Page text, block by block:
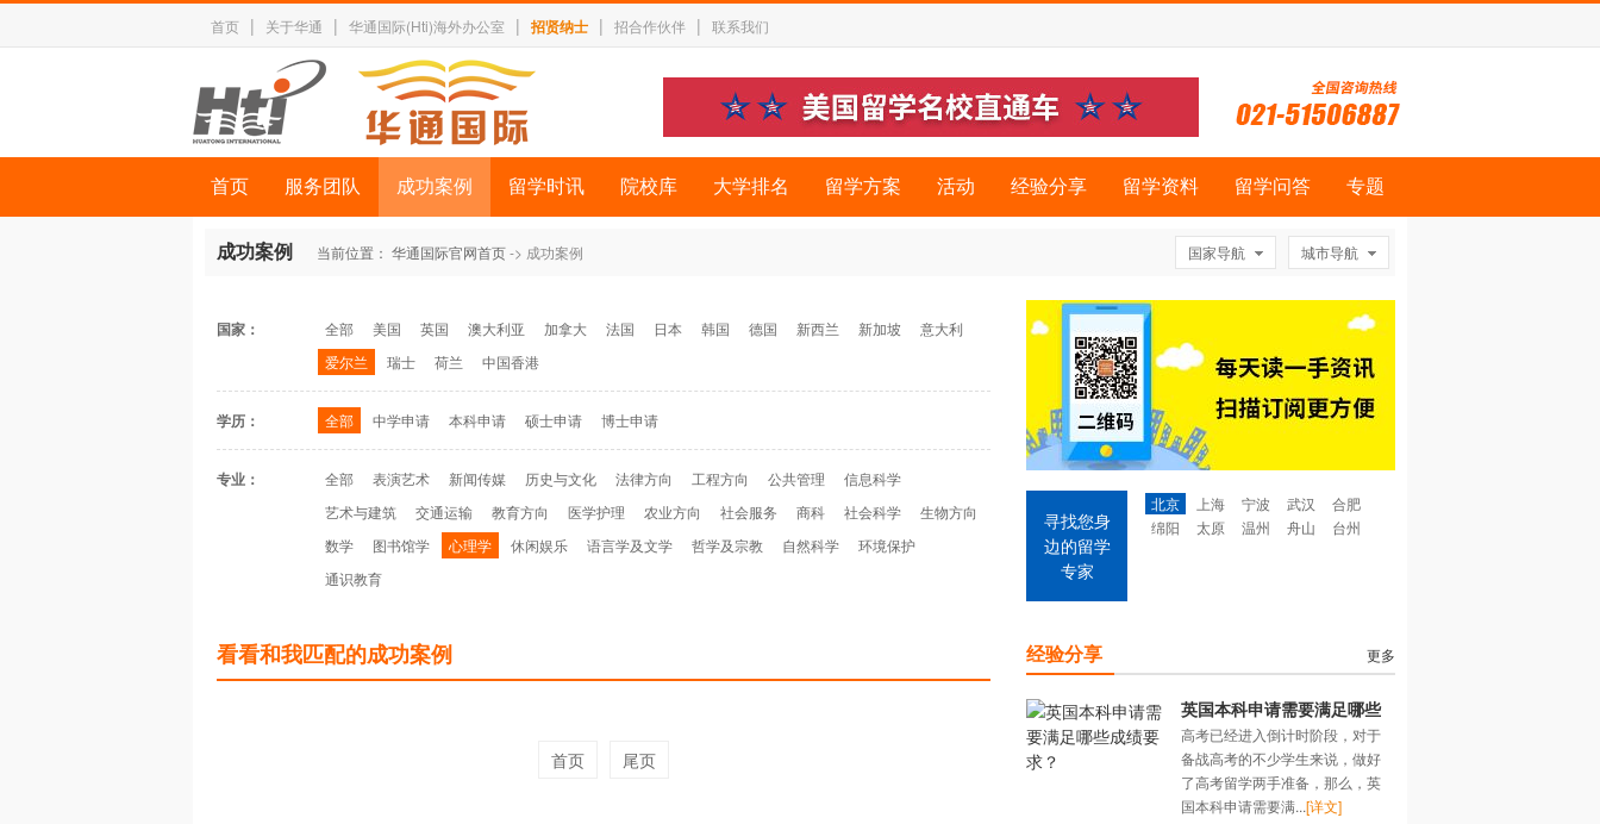
首页 | 关于华通 | 华通国际(Hti)海外办公室 | 招贤纳士 | 招合作伙伴 | 联系我们
首页 服务团队 成功案例 留学时讯 院校库 大学排名 留学方案 活动 经验分享 留学资料 留学问答 专题
成功案例 国家导航 城市导航
当前位置： 华通国际官网首页-> 成功案例
国家： 全部 美国 英国 澳大利亚 加拿大 法国 日本 韩国 德国 新西兰 新加坡
意大利
爱尔兰
瑞士 荷兰 中国香港
学历： 全部 中学申请 本科申请 硕士申请 博士申请
专业： 全部 表演艺术 新闻传媒 历史与文化 法律方向 工程方向 公共管理
信息科学
艺术与建筑
交通运输 教育方向 医学护理 农业方向 社会服务 商科 社会科学
生物方向
数学
图书馆学 心理学 休闲娱乐 语言学及文学 哲学及宗教 自然科学
环境保护
通识教育
看看和我匹配的成功案例
首页 尾页
寻找您身
边的留学
专家
北京 上海 宁波 武汉
合肥
绵阳
太原 温州 舟山 台州
经验分享 更多
英国本科申请需要满足哪些
成绩要求？
高考已经进入倒计时阶段，对于
备战高考的不少学生来说，做好
了高考留学两手准备，那么，英
国本科申请需要满...[详文]